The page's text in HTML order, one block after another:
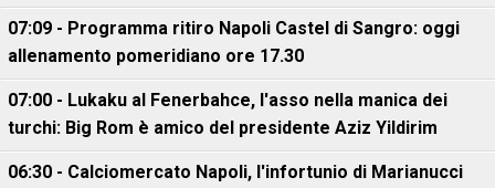
07:09 - Programma ritiro Napoli Castel di Sangro: oggi
allenamento pomeridiano ore 17.30
07:00 - Lukaku al Fenerbahce, l'asso nella manica dei
turchi: Big Rom è amico del presidente Aziz Yildirim
06:30 - Calciomercato Napoli, l'infortunio di Marianucci